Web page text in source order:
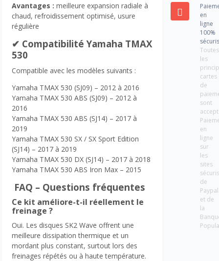
Avantages : meilleure expansion radiale à
chaud, refroidissement optimisé, usure
régulière
✔ Compatibilité Yamaha TMAX
530
Compatible avec les modèles suivants :
Yamaha TMAX 530 (SJ09) – 2012 à 2016
Yamaha TMAX 530 ABS (SJ09) – 2012 à
2016
Yamaha TMAX 530 ABS (SJ14) – 2017 à
2019
Yamaha TMAX 530 SX / SX Sport Edition
(SJ14) – 2017 à 2019
Yamaha TMAX 530 DX (SJ14) – 2017 à 2018
Yamaha TMAX 530 ABS Iron Max – 2015
FAQ – Questions fréquentes
Ce kit améliore-t-il réellement le
freinage ?
Oui. Les disques SK2 Wave offrent une
meilleure dissipation thermique et un
mordant plus constant, surtout lors des
freinages répétés ou à haute température.
en
ligne
100%
Toutes
les
cartes
de
sont
en
ligne
sur
les
sites
de
Paypal
et de
la